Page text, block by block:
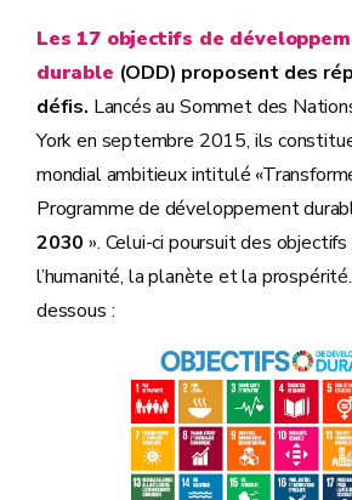
Les 17 objectifs de
durable (ODD) proposent des
défis. Lancés au Sommet des
York en septembre 2015, ils
mondial ambitieux intitulé
Programme de développement
2030 ». Celui-ci poursuit des
l’humanité, la planète et la
dessous :